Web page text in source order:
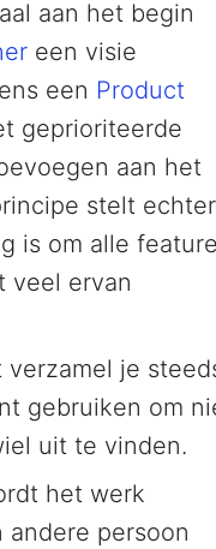
aan het begin
een visie
een Product
geprioriteerde
aan het
stelt echter
is om alle
veel ervan
verzamel je
gebruiken om
uit te vinden.
het werk
andere persoon